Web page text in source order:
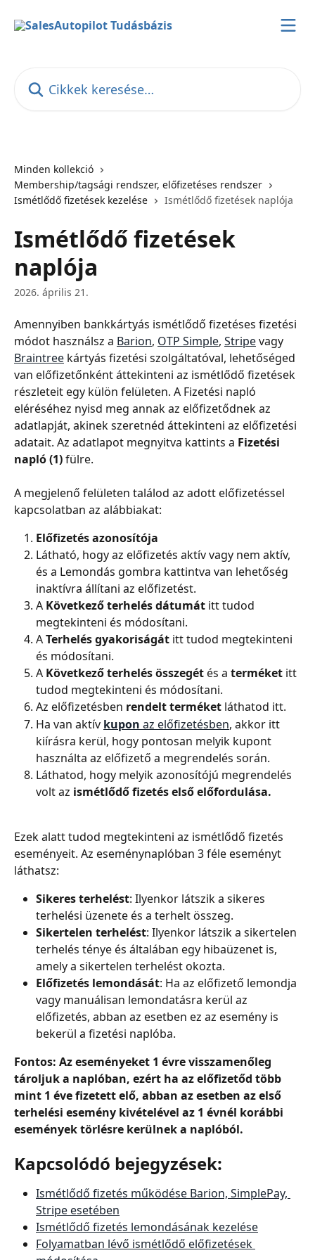
Minden kollekció
Membership/tagsági rendszer, előfizetéses rendszer
Ismétlődő fizetések kezelése
Ismétlődő fizetések naplója
Ismétlődő fizetések
naplója
2026. április 21.
Amennyiben bankkártyás ismétlődő fizetéses fizetési
módot használsz a Barion, OTP Simple, Stripe vagy
Braintree kártyás fizetési szolgáltatóval, lehetőséged
van előfizetőnként áttekinteni az ismétlődő fizetések
részleteit egy külön felületen. A Fizetési napló
eléréséhez nyisd meg annak az előfizetődnek az
adatlapját, akinek szeretnéd áttekinteni az előfizetési
adatait. Az adatlapot megnyitva kattints a Fizetési
napló (1) fülre.
A megjelenő felületen találod az adott előfizetéssel
kapcsolatban az alábbiakat:
Előfizetés azonosítója
Látható, hogy az előfizetés aktív vagy nem aktív,
és a Lemondás gombra kattintva van lehetőség
inaktívra állítani az előfizetést.
A Következő terhelés dátumát itt tudod
megtekinteni és módosítani.
A Terhelés gyakoriságát itt tudod megtekinteni
és módosítani.
A Következő terhelés összegét és a terméket itt
tudod megtekinteni és módosítani.
Az előfizetésben rendelt terméket láthatod itt.
Ha van aktív kupon az előfizetésben, akkor itt
kiírásra kerül, hogy pontosan melyik kupont
használta az előfizető a megrendelés során.
Láthatod, hogy melyik azonosítójú megrendelés
volt az ismétlődő fizetés első előfordulása.
Ezek alatt tudod megtekinteni az ismétlődő fizetés
eseményeit. Az eseménynaplóban 3 féle eseményt
láthatsz:
Sikeres terhelést: Ilyenkor látszik a sikeres
terhelési üzenete és a terhelt összeg.
Sikertelen terhelést: Ilyenkor látszik a sikertelen
terhelés ténye és általában egy hibaüzenet is,
amely a sikertelen terhelést okozta.
Előfizetés lemondását: Ha az előfizető lemondja
vagy manuálisan lemondatásra kerül az
előfizetés, abban az esetben ez az esemény is
bekerül a fizetési naplóba.
Fontos: Az eseményeket 1 évre visszamenőleg
tároljuk a naplóban, ezért ha az előfizetőd több
mint 1 éve fizetett elő, abban az esetben az első
terhelési esemény kivételével az 1 évnél korábbi
események törlésre kerülnek a naplóból.
Kapcsolódó bejegyzések:
Ismétlődő fizetés működése Barion, SimplePay,
Stripe esetében
Ismétlődő fizetés lemondásának kezelése
Folyamatban lévő ismétlődő előfizetések